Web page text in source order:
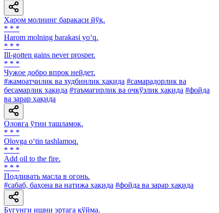
Ҳаром молнинг баракаси йўқ.
* * *
Harom molning barakasi yo‘q.
* * *
Ill-gotten gains never prosper.
* * *
Чужое добро впрок нейдет.
#жамоатчилик ва худбинлик ҳақида #самарадорлик ва
бесамарлик ҳақида #таъмагирлик ва очкўзлик ҳақида #фойда
ва зарар ҳақида
Оловга ўтин ташламоқ.
* * *
Olovga o‘tin tashlamoq.
* * *
Add oil to the fire.
* * *
Подливать масла в огонь.
#сабаб, баҳона ва натижа ҳақида #фойда ва зарар ҳақида
Бугунги ишни эртага қўйма.